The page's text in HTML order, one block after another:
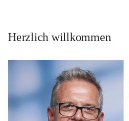
Herzlich willkommen